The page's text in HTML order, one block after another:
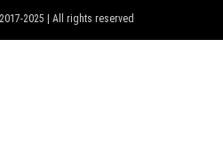
2025 | All rights reserved ©